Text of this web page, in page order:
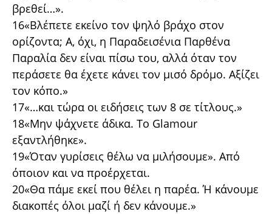
βρεθεί…».
16«Βλέπετε εκείνο τον ψηλό βράχο στον
ορίζοντα; Α, όχι, η Παραδεισένια Παρθένα
Παραλία δεν είναι πίσω του, αλλά όταν τον
περάσετε θα έχετε κάνει τον μισό δρόμο. Αξίζει
τον κόπο.»
17«…και τώρα οι ειδήσεις των 8 σε τίτλους.»
18«Μην ψάχνετε άδικα. Το Glamour
εξαντλήθηκε».
19«Όταν γυρίσεις θέλω να μιλήσουμε». Από
όποιον και να προέρχεται.
20«Θα πάμε εκεί που θέλει η παρέα. Ή κάνουμε
διακοπές όλοι μαζί ή δεν κάνουμε.»